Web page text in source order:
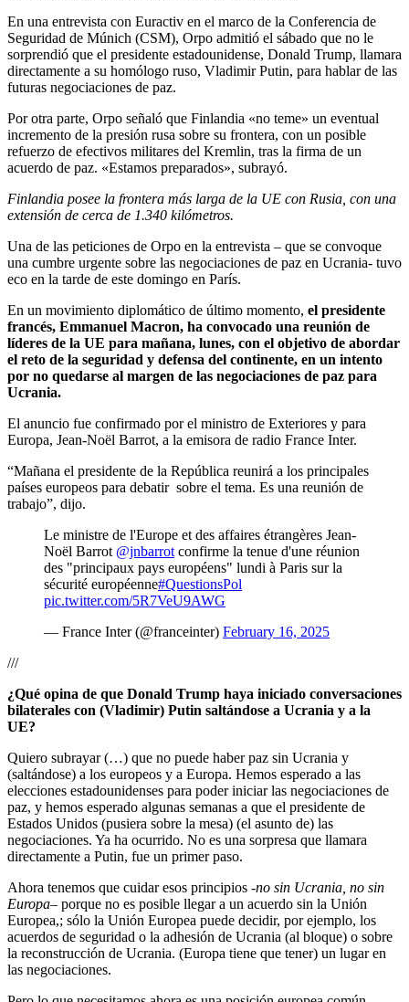
En una entrevista con Euractiv en el marco de la Conferencia de
Seguridad de Múnich (CSM), Orpo admitió el sábado que no le
sorprendió que el presidente estadounidense, Donald Trump, llamara
directamente a su homólogo ruso, Vladimir Putin, para hablar de las
futuras negociaciones de paz.
Por otra parte, Orpo señaló que Finlandia «no teme» un eventual
incremento de la presión rusa sobre su frontera, con un posible
refuerzo de efectivos militares del Kremlin, tras la firma de un
acuerdo de paz. «Estamos preparados», subrayó.
Finlandia posee la frontera más larga de la UE con Rusia, con una
extensión de cerca de 1.340 kilómetros.
Una de las peticiones de Orpo en la entrevista – que se convoque
una cumbre urgente sobre las negociaciones de paz en Ucrania- tuvo
eco en la tarde de este domingo en París.
En un movimiento diplomático de último momento, el presidente
francés, Emmanuel Macron, ha convocado una reunión de
líderes de la UE para mañana, lunes, con el objetivo de abordar
el reto de la seguridad y defensa del continente, en un intento
por no quedarse al margen de las negociaciones de paz para
Ucrania.
El anuncio fue confirmado por el ministro de Exteriores y para
Europa, Jean-Noël Barrot, a la emisora de radio France Inter.
“Mañana el presidente de la República reunirá a los principales
países europeos para debatir sobre el tema. Es una reunión de
trabajo”, dijo.
Le ministre de l'Europe et des affaires étrangères Jean-
Noël Barrot @jnbarrot confirme la tenue d'une réunion
des "principaux pays européens" lundi à Paris sur la
sécurité européenne#QuestionsPol
pic.twitter.com/5R7VeU9AWG
— France Inter (@franceinter) February 16, 2025
///
¿Qué opina de que Donald Trump haya iniciado conversaciones
bilaterales con (Vladimir) Putin saltándose a Ucrania y a la
UE?
Quiero subrayar (…) que no puede haber paz sin Ucrania y
(saltándose) a los europeos y a Europa. Hemos esperado a las
elecciones estadounidenses para poder iniciar las negociaciones de
paz, y hemos esperado algunas semanas a que el presidente de
Estados Unidos (pusiera sobre la mesa) (el asunto de) las
negociaciones. Ya ha ocurrido. No es una sorpresa que llamara
directamente a Putin, fue un primer paso.
Ahora tenemos que cuidar esos principios -no sin Ucrania, no sin
Europa– porque no es posible llegar a un acuerdo sin la Unión
Europea,; sólo la Unión Europea puede decidir, por ejemplo, los
acuerdos de seguridad o la adhesión de Ucrania (al bloque) o sobre
la reconstrucción de Ucrania. (Europa tiene que tener) un lugar en
las negociaciones.